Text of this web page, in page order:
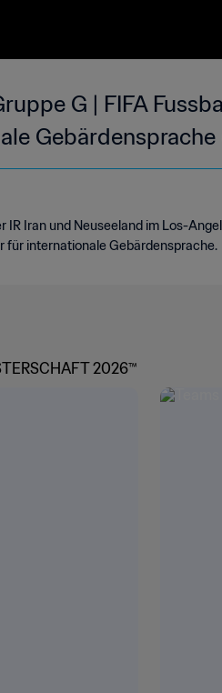
G | FIFA
Gebärdensprache
Iran und Neuseeland im Los-
für internationale Gebärdensprache.
2026™